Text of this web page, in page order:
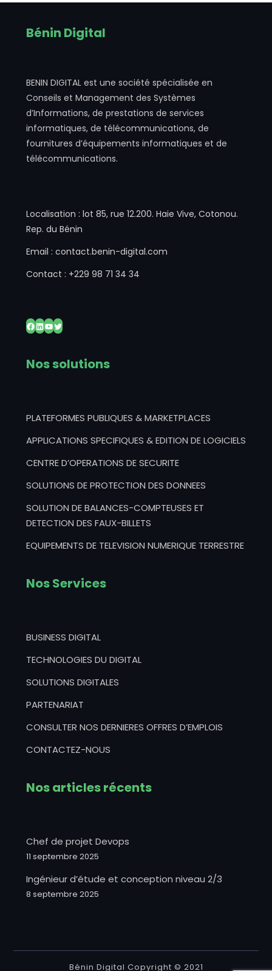
Bénin Digital
BENIN DIGITAL est une société spécialisée en
Conseils et Management des Systèmes
d’Informations, de prestations de services
informatiques, de télécommunications, de
fournitures d’équipements informatiques et de
télécommunications.
Localisation : lot 85, rue 12.200. Haie Vive, Cotonou.
Rep. du Bénin
Email : contact.benin-digital.com
Contact : +229 98 71 34 34
Facebook
LinkedIn
YouTube
Twitter
Nos solutions
PLATEFORMES PUBLIQUES & MARKETPLACES
APPLICATIONS SPECIFIQUES & EDITION DE LOGICIELS
CENTRE D’OPERATIONS DE SECURITE
SOLUTIONS DE PROTECTION DES DONNEES
SOLUTION DE BALANCES-COMPTEUSES ET
DETECTION DES FAUX-BILLETS
EQUIPEMENTS DE TELEVISION NUMERIQUE TERRESTRE
Nos Services
BUSINESS DIGITAL
TECHNOLOGIES DU DIGITAL
SOLUTIONS DIGITALES
PARTENARIAT
CONSULTER NOS DERNIERES OFFRES D’EMPLOIS
CONTACTEZ-NOUS
Nos articles récents
Chef de projet Devops
11 septembre 2025
Ingénieur d’étude et conception niveau 2/3
8 septembre 2025
Bénin Digital Copyright © 2021